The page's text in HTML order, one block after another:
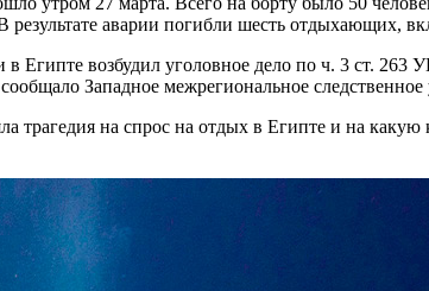
аварии погибли шесть отдыхающих,
Египте возбудил уголовное дело по ч. 3 ст.
Западное межрегиональное
трагедия на спрос на отдых в Египте и на